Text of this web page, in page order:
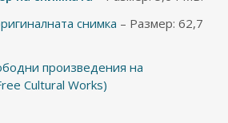
снимка – Размер: 62,7
произведения на
Cultural Works)